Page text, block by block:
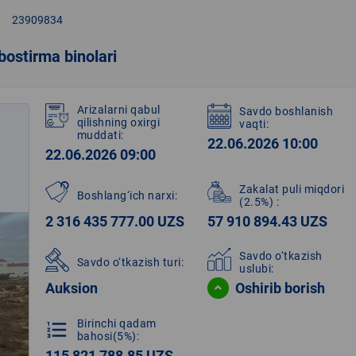
23909834
binolari
Arizalarni qabul
qilishning oxirgi
muddati:
22.06.2026 09:00
Savdo boshlanish
vaqti:
22.06.2026 10:00
Boshlang‘ich narxi:
2 316 435 777.00 UZS
Zakalat puli miqdori
(2.5%) :
57 910 894.43 UZS
Savdo o‘tkazish turi:
Auksion
Savdo o‘tkazish
uslubi:
Oshirib borish
format_list_numbered
Birinchi qadam
bahosi(5%):